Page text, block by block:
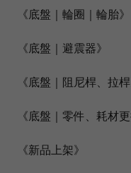
《底盤｜輪圈｜輪胎》
《底盤｜避震器》
《底盤｜阻尼桿、拉桿
《底盤｜零件、耗材更
《新品上架》